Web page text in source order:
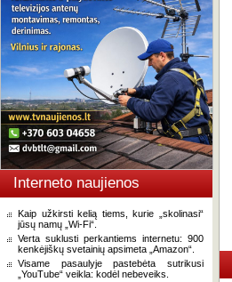
Interneto naujienos
Kaip užkirsti kelią tiems, kurie „skolinasi“
jūsų namų „Wi-Fi“.
Verta suklusti perkantiems internetu: 900
kenkėjiškų svetainių apsimeta „Amazon“.
Visame pasaulyje pastebėta sutrikusi
„YouTube“ veikla: kodėl nebeveiks.